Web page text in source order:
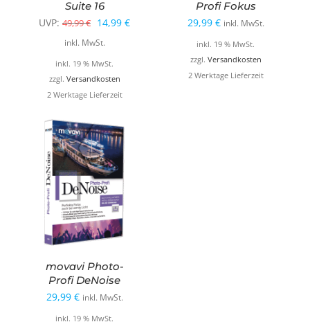
Suite 16
UVP: 49,99€ Ursprünglicher
Preis
war:
49,99 €
14,99 €Aktueller
inkl. MwSt.
inkl. 19 % MwSt.
zzgl. Versandkosten
2 Werktage Lieferzeit
Profi Fokus
29,99 € inkl. MwSt.
inkl. 19 % MwSt.
zzgl. Versandkosten
2 Werktage Lieferzeit
movavi Photo-
Profi DeNoise
29,99 € inkl. MwSt.
inkl. 19 % MwSt.